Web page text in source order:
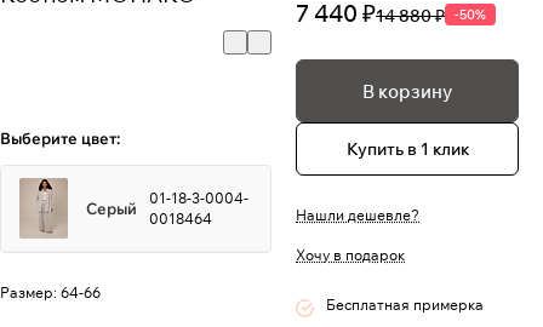
Выберите цвет:
Серый
01-18-3-0004-
0018464
Размер: 64-66
7 440 ₽14 880 ₽ -50%
В корзину
Купить в 1 клик
Нашли дешевле?
Хочу в подарок
Бесплатная примерка